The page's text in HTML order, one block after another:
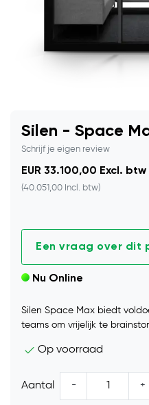
Silen - Space
Schrijf je eigen review
EUR 33.100,00 Excl. btw
(40.051,00 Incl. btw)
Een vraag over dit
Nu Online
Silen Space Max biedt
teams om vrijelijk te
Op voorraad
Aantal - +